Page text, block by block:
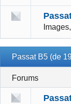
Passat B5 (de
Forums